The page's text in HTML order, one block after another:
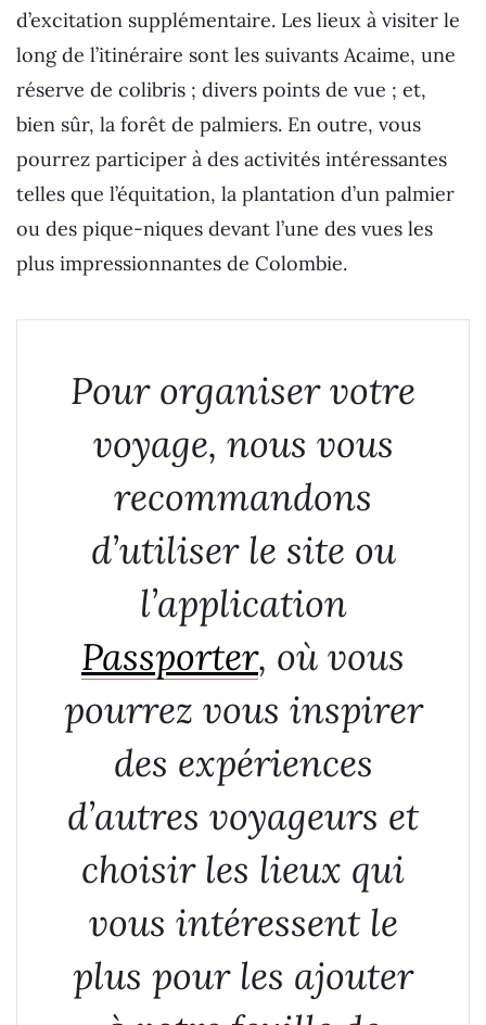
d’excitation supplémentaire. Les lieux à visiter le
long de l’itinéraire sont les suivants Acaime, une
réserve de colibris ; divers points de vue ; et,
bien sûr, la forêt de palmiers. En outre, vous
pourrez participer à des activités intéressantes
telles que l’équitation, la plantation d’un palmier
ou des pique-niques devant l’une des vues les
plus impressionnantes de Colombie.
Pour organiser votre
voyage, nous vous
recommandons
d’utiliser le site ou
l’application
Passporter, où vous
pourrez vous inspirer
des expériences
d’autres voyageurs et
choisir les lieux qui
vous intéressent le
plus pour les ajouter